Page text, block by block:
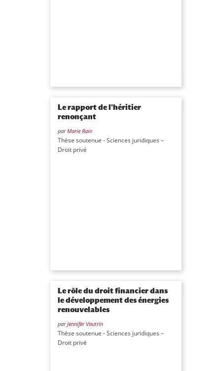
Le rapport de l'héritier
renonçant
parMarie Rain
Thèse soutenue - Sciences juridiques –
Droit privé
Le rôle du droit financier dans
le développement des énergies
renouvelables
parJennifer Vautrin
Thèse soutenue - Sciences juridiques –
Droit privé